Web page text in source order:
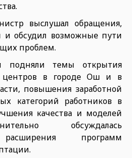
выслушал обращения,
и обсудил возможные пути
проблем.
подняли темы открытия
центров в городе Ош и в
повышения заработной
категорий работников в
качества и моделей
обсуждалась
программ